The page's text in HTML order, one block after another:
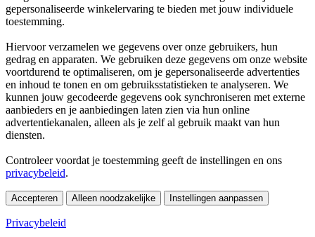
gepersonaliseerde winkelervaring te bieden met jouw individuele
toestemming.
Hiervoor verzamelen we gegevens over onze gebruikers, hun
gedrag en apparaten. We gebruiken deze gegevens om onze website
voortdurend te optimaliseren, om je gepersonaliseerde advertenties
en inhoud te tonen en om gebruiksstatistieken te analyseren. We
kunnen jouw gecodeerde gegevens ook synchroniseren met externe
aanbieders en je aanbiedingen laten zien via hun online
advertentiekanalen, alleen als je zelf al gebruik maakt van hun
diensten.
Controleer voordat je toestemming geeft de instellingen en ons
privacybeleid.
Accepteren Alleen noodzakelijke Instellingen aanpassen
Privacybeleid